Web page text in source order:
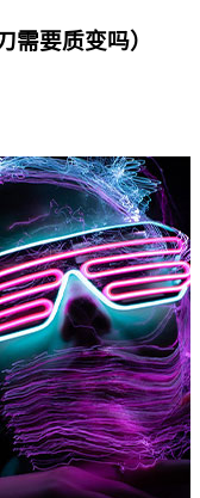
需要质变吗）